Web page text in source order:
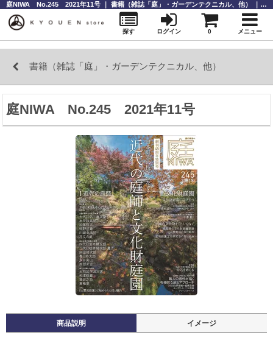
書籍（雑誌「庭」・ガーデンテクニカル、他）
庭NIWA No.245 2021年11号
商品説明 イメージ
庭NIWA No.245 2021年11号 ｜ 書籍（雑誌「庭」・ガーデンテクニカル、他） ｜庭師道具なら【KYOUENstoe】庭師道具・造園資材の販売と通販
探す ログイン 0 メニュー